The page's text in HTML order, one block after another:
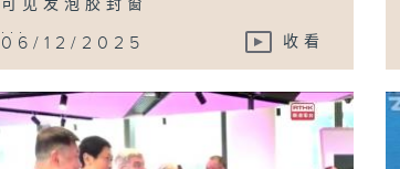
可见发泡胶封窗
...
06/12/2025 收看